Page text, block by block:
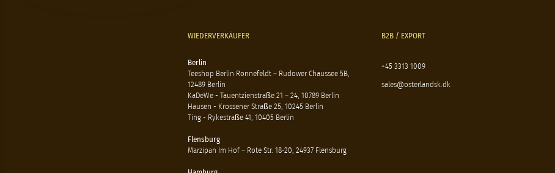
WIEDERVERKÄUFER
Berlin
Teeshop Berlin Ronnefeldt – Rudower Chaussee 5B,
12489 Berlin
KaDeWe - Tauentzienstraße 21 – 24, 10789 Berlin
Hausen - Krossener Straße 25, 10245 Berlin
Ting - Rykestraße 41, 10405 Berlin
Flensburg
Marzipan Im Hof – Rote Str. 18-20, 24937 Flensburg
B2B / EXPORT
+45 3313 1009
sales@osterlandsk.dk